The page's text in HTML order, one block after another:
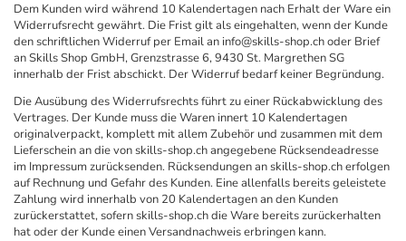
Dem Kunden wird während 10 Kalendertagen nach Erhalt der Ware ein
Widerrufsrecht gewährt. Die Frist gilt als eingehalten, wenn der Kunde
den schriftlichen Widerruf per Email an info@skills-shop.ch oder Brief
an Skills Shop GmbH, Grenzstrasse 6, 9430 St. Margrethen SG
innerhalb der Frist abschickt. Der Widerruf bedarf keiner Begründung.
Die Ausübung des Widerrufsrechts führt zu einer Rückabwicklung des
Vertrages. Der Kunde muss die Waren innert 10 Kalendertagen
originalverpackt, komplett mit allem Zubehör und zusammen mit dem
Lieferschein an die von skills-shop.ch angegebene Rücksendeadresse
im Impressum zurücksenden. Rücksendungen an skills-shop.ch erfolgen
auf Rechnung und Gefahr des Kunden. Eine allenfalls bereits geleistete
Zahlung wird innerhalb von 20 Kalendertagen an den Kunden
zurückerstattet, sofern skills-shop.ch die Ware bereits zurückerhalten
hat oder der Kunde einen Versandnachweis erbringen kann.